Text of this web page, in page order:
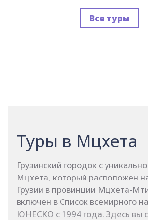
Все туры
Туры в Мцхета
Грузинский городок с
Мцхета, который расположен
Грузии в провинции Мцхета-
включен в Список всемирного
ЮНЕСКО с 1994 года. Здесь вы